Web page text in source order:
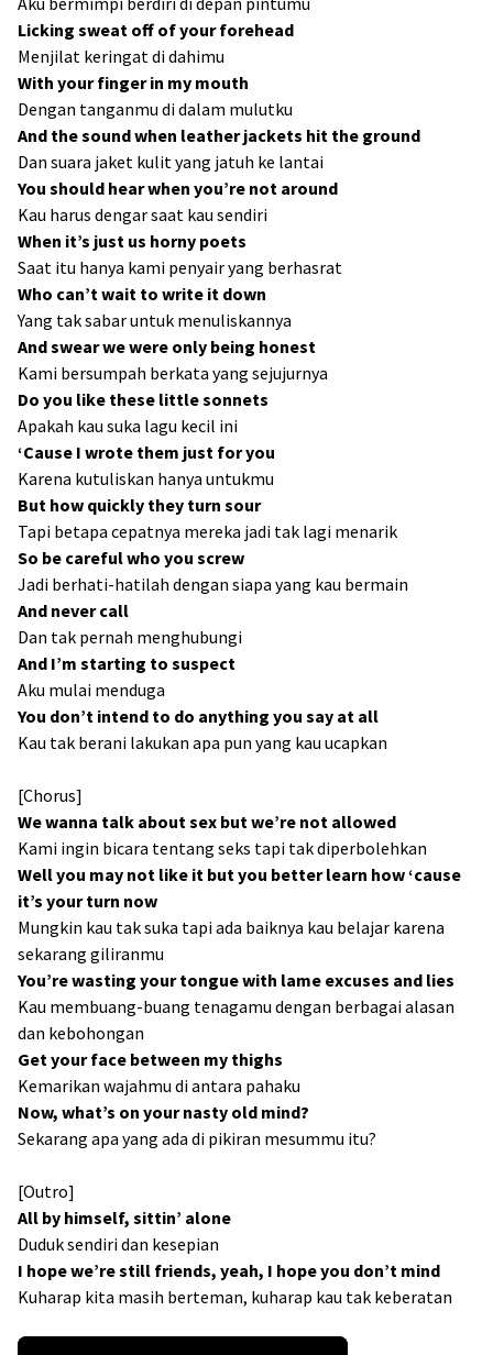
Licking sweat off of your forehead
Menjilat keringat di dahimu
With your finger in my mouth
Dengan tanganmu di dalam mulutku
And the sound when leather jackets hit the ground
Dan suara jaket kulit yang jatuh ke lantai
You should hear when you’re not around
Kau harus dengar saat kau sendiri
When it’s just us horny poets
Saat itu hanya kami penyair yang berhasrat
Who can’t wait to write it down
Yang tak sabar untuk menuliskannya
And swear we were only being honest
Kami bersumpah berkata yang sejujurnya
Do you like these little sonnets
Apakah kau suka lagu kecil ini
‘Cause I wrote them just for you
Karena kutuliskan hanya untukmu
But how quickly they turn sour
Tapi betapa cepatnya mereka jadi tak lagi menarik
So be careful who you screw
Jadi berhati-hatilah dengan siapa yang kau bermain
And never call
Dan tak pernah menghubungi
And I’m starting to suspect
Aku mulai menduga
You don’t intend to do anything you say at all
Kau tak berani lakukan apa pun yang kau ucapkan
[Chorus]
We wanna talk about sex but we’re not allowed
Kami ingin bicara tentang seks tapi tak diperbolehkan
Well you may not like it but you better learn how ‘cause
it’s your turn now
Mungkin kau tak suka tapi ada baiknya kau belajar karena
sekarang giliranmu
You’re wasting your tongue with lame excuses and lies
Kau membuang-buang tenagamu dengan berbagai alasan
dan kebohongan
Get your face between my thighs
Kemarikan wajahmu di antara pahaku
Now, what’s on your nasty old mind?
Sekarang apa yang ada di pikiran mesummu itu?
[Outro]
All by himself, sittin’ alone
Duduk sendiri dan kesepian
I hope we’re still friends, yeah, I hope you don’t mind
Kuharap kita masih berteman, kuharap kau tak keberatan